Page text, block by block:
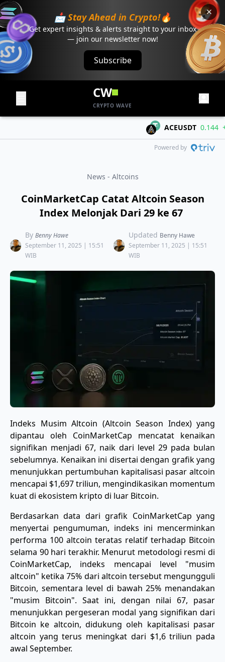
📩 Stay Ahead in Crypto!🔥
Get expert insights & alerts straight to your inbox
— join our newsletter now!
Subscribe
CW
CRYPTO WAVE
ACEUSDT 0.144
Powered by
News - Altcoins
CoinMarketCap Catat Altcoin Season
Index Melonjak Dari 29 ke 67
By Benny Hawe
September 11, 2025 | 15:51
WIB
Updated Benny Hawe
September 11, 2025 | 15:51
WIB
Indeks Musim Altcoin (Altcoin Season Index) yang
dipantau oleh CoinMarketCap mencatat kenaikan
signifikan menjadi 67, naik dari level 29 pada bulan
sebelumnya. Kenaikan ini disertai dengan grafik yang
menunjukkan pertumbuhan kapitalisasi pasar altcoin
mencapai $1,697 triliun, mengindikasikan momentum
kuat di ekosistem kripto di luar Bitcoin.
Berdasarkan data dari grafik CoinMarketCap yang
menyertai pengumuman, indeks ini mencerminkan
performa 100 altcoin teratas relatif terhadap Bitcoin
selama 90 hari terakhir. Menurut metodologi resmi di
CoinMarketCap, indeks mencapai level "musim
altcoin" ketika 75% dari altcoin tersebut mengungguli
Bitcoin, sementara level di bawah 25% menandakan
"musim Bitcoin". Saat ini, dengan nilai 67, pasar
menunjukkan pergeseran modal yang signifikan dari
Bitcoin ke altcoin, didukung oleh kapitalisasi pasar
altcoin yang terus meningkat dari $1,6 triliun pada
awal September.